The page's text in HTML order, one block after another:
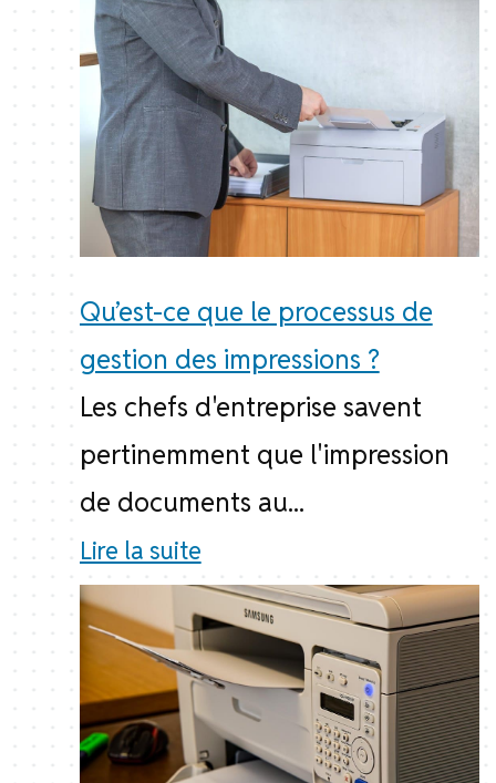
Qu’est-ce que le processus de
gestion des impressions ?
Les chefs d'entreprise savent
pertinemment que l'impression
de documents au...
Lire la suite